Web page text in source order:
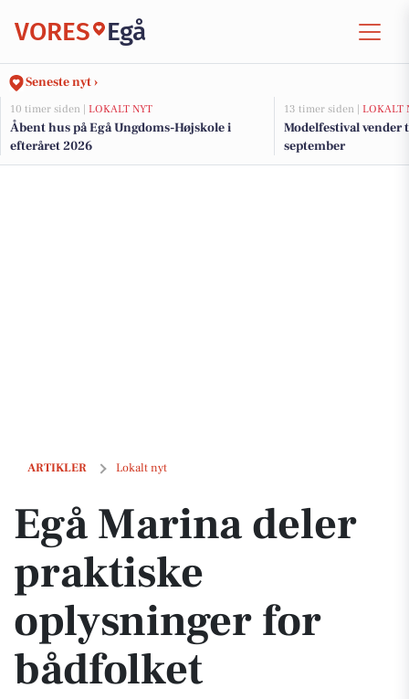
VORES Egå
Seneste nyt ›
10 timer siden | LOKALT NYT
Åbent hus på Egå Ungdoms-Højskole i
efteråret 2026
13 timer siden | LOKALT
Modelfestival vender
september
ARTIKLER Lokalt nyt
Egå Marina deler praktiske oplysninger for bådfolket
Egå Marina deler
praktiske
oplysninger for
bådfolket